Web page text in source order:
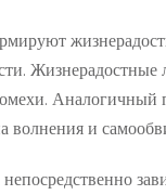
Аналогичный
волнения и